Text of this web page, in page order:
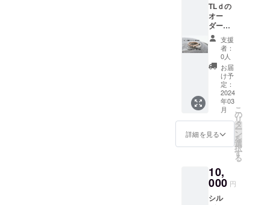
TLｄの
オー
ダーア
クセサ
リー3％
ＯＦＦ
クーポ
ン ご注
文いた
だき欲
しいイ
メージ
アクセ
サリー
をお聞
い。 デ
ザイン
案が確
定しま
支援
者：
0人
お届
け予
定：
2024
年03
月
詳細を見る
こ
の
リ
タ
ー
ン
を
選
択
す
る
10,
000 円
シル